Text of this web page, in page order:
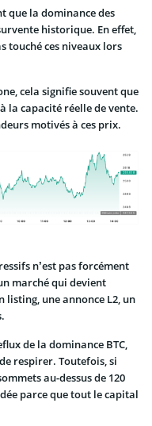
que la dominance des
historique. En effet,
touché ces niveaux lors
cela signifie souvent que
la capacité réelle de vente.
motivés à ces prix.
n’est pas forcément
marché qui devient
une annonce L2, un
de la dominance BTC,
respirer. Toutefois, si
au-dessus de 120
parce que tout le capital